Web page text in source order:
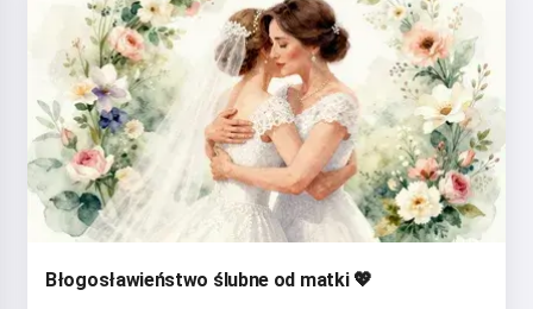
Błogosławieństwo ślubne od matki 💖